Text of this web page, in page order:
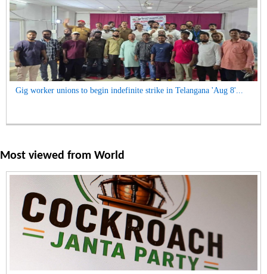
Gig worker unions to begin indefinite strike in Telangana 'Aug 8'...
Most viewed from World